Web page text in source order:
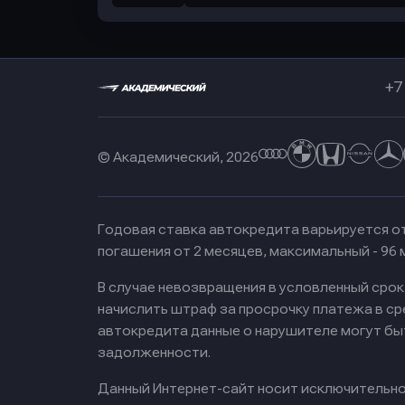
© Академический, 2026
Годовая ставка автокредита варьируется
погашения от 2 месяцев, максимальный -
В случае невозвращения в условленный
начислить штраф за просрочку платежа в
автокредита данные о нарушителе могут
задолженности.
Данный Интернет-сайт носит